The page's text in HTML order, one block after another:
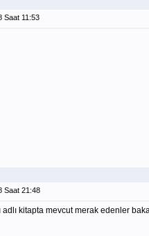
Saat 11:53
Saat 21:48
adlı kitapta mevcut merak edenler